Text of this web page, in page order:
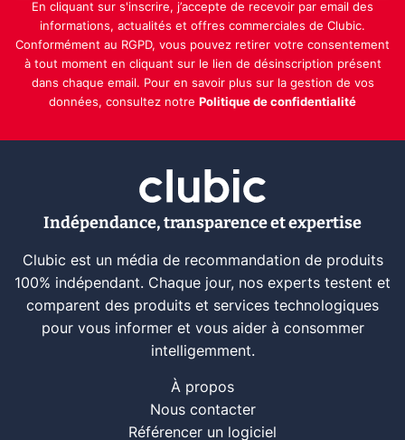
En cliquant sur s'inscrire, j’accepte de recevoir par email des
informations, actualités et offres commerciales de Clubic.
Conformément au RGPD, vous pouvez retirer votre consentement
à tout moment en cliquant sur le lien de désinscription présent
dans chaque email. Pour en savoir plus sur la gestion de vos
données, consultez notre Politique de confidentialité
Indépendance, transparence et expertise
Clubic est un média de recommandation de produits
100% indépendant. Chaque jour, nos experts testent et
comparent des produits et services technologiques
pour vous informer et vous aider à consommer
intelligemment.
À propos
Nous contacter
Référencer un logiciel